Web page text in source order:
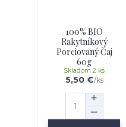
100% BIO
Rakytníkový
Porciovaný Čaj
60g
5,50 €/ks
Skladom 2 ks